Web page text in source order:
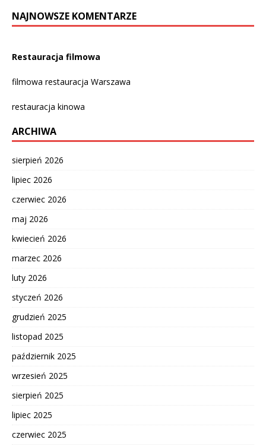
NAJNOWSZE KOMENTARZE
Restauracja filmowa
filmowa restauracja Warszawa
restauracja kinowa
ARCHIWA
sierpień 2026
lipiec 2026
czerwiec 2026
maj 2026
kwiecień 2026
marzec 2026
luty 2026
styczeń 2026
grudzień 2025
listopad 2025
październik 2025
wrzesień 2025
sierpień 2025
lipiec 2025
czerwiec 2025